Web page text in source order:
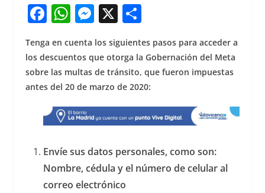
F
c
e
b
o
o
k
W
at
s
A
p
p
M
e
ss
e
n
g
er
X S
ar
e
Tenga en cuenta los siguientes pasos para acceder a
los descuentos que otorga la Gobernación del Meta
sobre las multas de tránsito, que fueron impuestas
antes del 20 de marzo de 2020:
Envíe sus datos personales, como son:
Nombre, cédula y el número de celular al
correo electrónico